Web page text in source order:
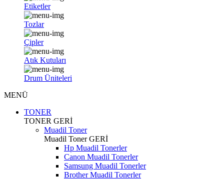
Etiketler
Tozlar
Çipler
Atık Kutuları
Drum Üniteleri
MENÜ
TONER
TONER GERİ
Muadil Toner
Muadil TonerGERİ
Hp Muadil Tonerler
Canon Muadil Tonerler
Samsung Muadil Tonerler
Brother Muadil Tonerler